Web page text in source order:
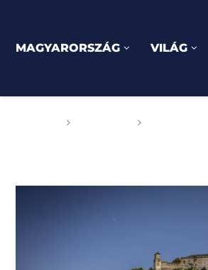
MAGYARORSZÁG VILÁG